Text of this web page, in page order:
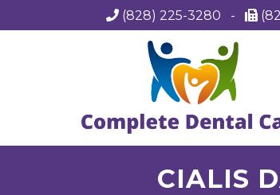
(828) 225-3280 -
CIALIS